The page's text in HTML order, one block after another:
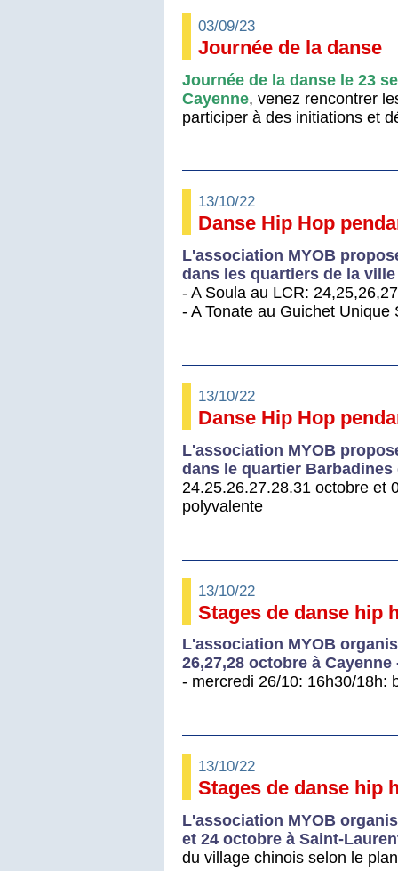
03/09/23
Journée de la danse
Journée de la danse le 23
Cayenne, venez rencontrer
participer à des initiations et
13/10/22
Danse Hip Hop
L'association MYOB
dans les quartiers de la
- A Soula au LCR:
- A Tonate au Guichet
13/10/22
Danse Hip Hop
L'association MYOB
dans le quartier
24.25.26.27.28.31 octobre et
polyvalente
13/10/22
Stages de danse hip
L'association MYOB
26,27,28 octobre à Cayenne
- mercredi 26/10: 16h30/18h:
13/10/22
Stages de danse hip
L'association MYOB
et 24 octobre à Saint-
du village chinois selon le